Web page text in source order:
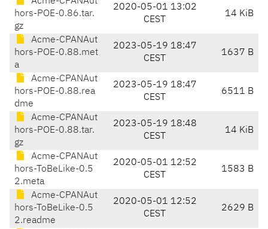
hors-POE-0.86.tar.
gz
2020-05-01 13:02
CEST
14 KiB
Acme-CPANAut
hors-POE-0.88.met
a
2023-05-19 18:47
CEST
1637 B
Acme-CPANAut
hors-POE-0.88.rea
dme
2023-05-19 18:47
CEST
6511 B
Acme-CPANAut
hors-POE-0.88.tar.
gz
2023-05-19 18:48
CEST
14 KiB
Acme-CPANAut
hors-ToBeLike-0.5
2.meta
2020-05-01 12:52
CEST
1583 B
Acme-CPANAut
hors-ToBeLike-0.5
2.readme
2020-05-01 12:52
CEST
2629 B